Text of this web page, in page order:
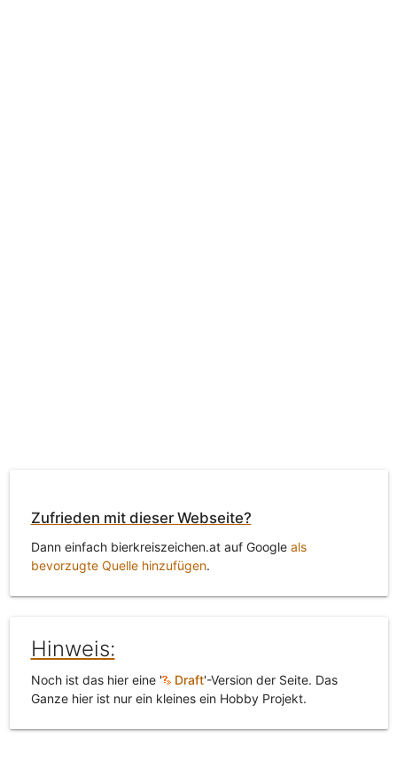
Zufrieden mit dieser Webseite?
Dann einfach bierkreiszeichen.at auf Google als
bevorzugte Quelle hinzufügen.
Hinweis:
Noch ist das hier eine ' Draft'-Version der Seite. Das
Ganze hier ist nur ein kleines ein Hobby Projekt.